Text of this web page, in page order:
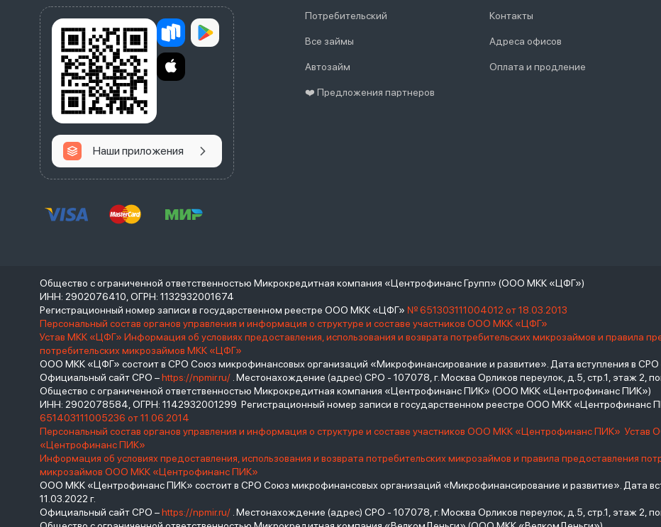
Наши приложения
Потребительский
Все займы
Автозайм
❤️ Предложения партнеров
Контакты
Адреса офисов
Оплата и продление
Общество с ограниченной ответственностью Микрокредитная компания «Центрофинанс Групп» (ООО МКК «ЦФГ»)
ИНН: 2902076410, ОГРН: 1132932001674
Регистрационный номер записи в государственном реестре ООО МКК «ЦФГ» № 651303111004012 от 18.03.2013
Персональный состав органов управления и информация о структуре и составе участников ООО МКК «ЦФГ»
Устав МКК «ЦФГ» Информация об условиях предоставления, использования и возврата потребительских микрозаймов и правила
потребительских микрозаймов МКК «ЦФГ»
ООО МКК «ЦФГ» состоит в СРО Союз микрофинансовых организаций «Микрофинансирование и развитие». Дата вступления в СРО –
Официальный сайт СРО –https://npmir.ru/ . Местонахождение (адрес) СРО - 107078, г. Москва Орликов переулок, д.5, стр.1, этаж 2,
Общество с ограниченной ответственностью Микрокредитная компания «Центрофинанс ПИК» (ООО МКК «Центрофинанс ПИК»)
ИНН: 2902078584, ОГРН: 1142932001299 Регистрационный номер записи в государственном реестре ООО МКК «Центрофинанс
651403111005236 от 11.06.2014
Персональный состав органов управления и информация о структуре и составе участников ООО МКК «Центрофинанс ПИК» Устав
«Центрофинанс ПИК»
Информация об условиях предоставления, использования и возврата потребительских микрозаймов и правила предоставления
микрозаймов ООО МКК «Центрофинанс ПИК»
ООО МКК «Центрофинанс ПИК» состоит в СРО Союз микрофинансовых организаций «Микрофинансирование и развитие». Дата
11.03.2022 г.
Официальный сайт СРО –https://npmir.ru/ . Местонахождение (адрес) СРО - 107078, г. Москва Орликов переулок, д.5, стр.1, этаж 2,